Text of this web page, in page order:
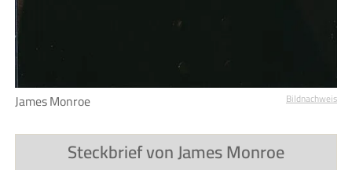
James Monroe Bildnachweis
Steckbrief von James Monroe